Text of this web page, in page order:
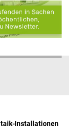
Installationen